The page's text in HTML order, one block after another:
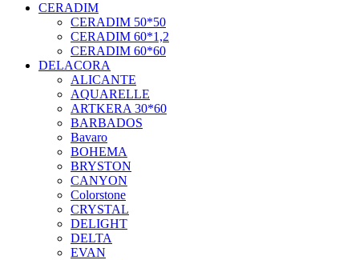
CERADIM
CERADIM 50*50
CERADIM 60*1,2
CERADIM 60*60
DELACORA
ALICANTE
AQUARELLE
ARTKERA 30*60
BARBADOS
Bavaro
BOHEMA
BRYSTON
CANYON
Colorstone
CRYSTAL
DELIGHT
DELTA
EVAN